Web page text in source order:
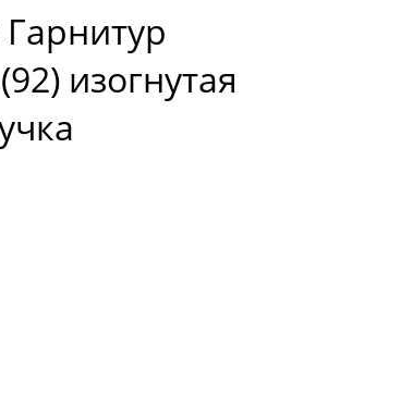
изогнутая